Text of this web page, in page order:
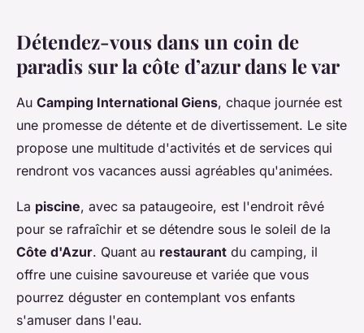
Détendez-vous dans un coin de
paradis sur la côte d’azur dans le var
Au Camping International Giens, chaque journée est
une promesse de détente et de divertissement. Le site
propose une multitude d'activités et de services qui
rendront vos vacances aussi agréables qu'animées.
La piscine, avec sa pataugeoire, est l'endroit rêvé
pour se rafraîchir et se détendre sous le soleil de la
Côte d'Azur. Quant au restaurant du camping, il
offre une cuisine savoureuse et variée que vous
pourrez déguster en contemplant vos enfants
s'amuser dans l'eau.